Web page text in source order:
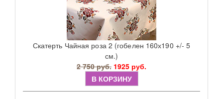
Скатерть Чайная роза 2 (гобелен 160х190 +/- 5
см.)
2 750 руб. 1925 руб.
В КОРЗИНУ